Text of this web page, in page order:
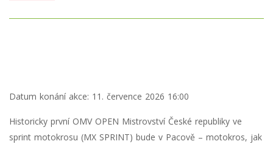
Datum konání akce: 11. července 2026 16:00
Historicky první OMV OPEN Mistrovství České republiky ve
sprint motokrosu (MX SPRINT) bude v Pacově – motokros, jak